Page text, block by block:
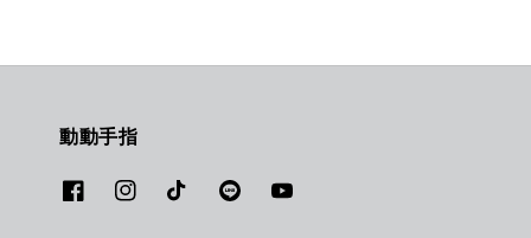
動動手指